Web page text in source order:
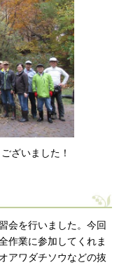
ざいました！
会を行いました。今回
作業に参加してくれま
アワダチソウなどの抜